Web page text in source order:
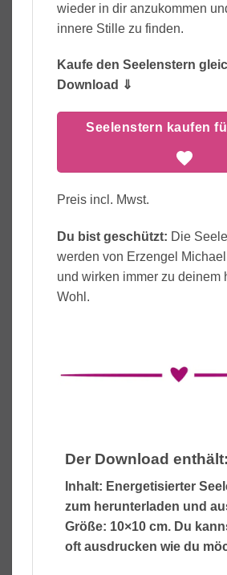
wieder in dir anzukommen
innere Stille zu finden.
Kaufe den Seelenstern
Download ⇓
Seelenstern kaufen
Preis incl. Mwst.
Du bist geschützt: Die
werden von Erzengel
und wirken immer zu deinem
Wohl.
Der Download enthält:
Inhalt: Energetisierter
zum herunterladen und
Größe: 10×10 cm. Du
oft ausdrucken wie du